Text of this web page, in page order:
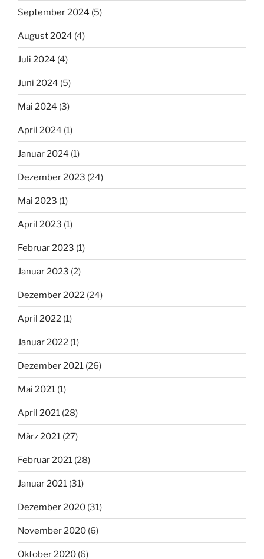
September 2024 (5)
August 2024 (4)
Juli 2024 (4)
Juni 2024 (5)
Mai 2024 (3)
April 2024 (1)
Januar 2024 (1)
Dezember 2023 (24)
Mai 2023 (1)
April 2023 (1)
Februar 2023 (1)
Januar 2023 (2)
Dezember 2022 (24)
April 2022 (1)
Januar 2022 (1)
Dezember 2021 (26)
Mai 2021 (1)
April 2021 (28)
März 2021 (27)
Februar 2021 (28)
Januar 2021 (31)
Dezember 2020 (31)
November 2020 (6)
Oktober 2020 (6)